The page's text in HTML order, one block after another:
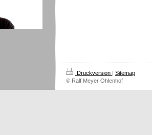
Druckversion
Sitemap
© Ralf Meyer Ohlenhof